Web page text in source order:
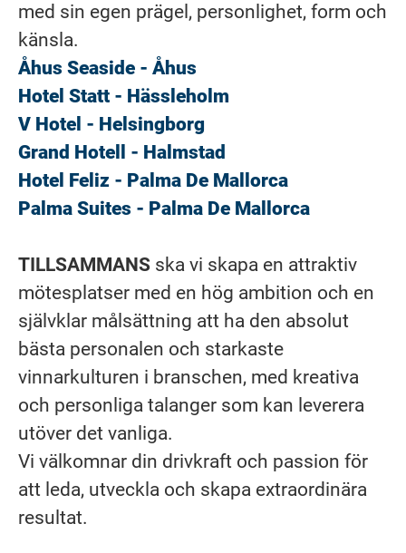
med sin egen prägel, personlighet, form och
känsla.
Åhus Seaside - Åhus
Hotel Statt - Hässleholm
V Hotel - Helsingborg
Grand Hotell - Halmstad
Hotel Feliz - Palma De Mallorca
Palma Suites - Palma De Mallorca
TILLSAMMANS ska vi skapa en attraktiv
mötesplatser med en hög ambition och en
självklar målsättning att ha den absolut
bästa personalen och starkaste
vinnarkulturen i branschen, med kreativa
och personliga talanger som kan leverera
utöver det vanliga.
Vi välkomnar din drivkraft och passion för
att leda, utveckla och skapa extraordinära
resultat.